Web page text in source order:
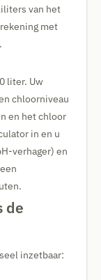
van het
met
liter. Uw
chloorniveau
en het chloor
in en u
verhager) en
de
inzetbaar: